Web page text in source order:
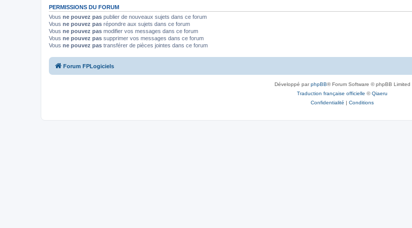
PERMISSIONS DU FORUM
Vous ne pouvez pas publier de nouveaux sujets dans ce forum
Vous ne pouvez pas répondre aux sujets dans ce forum
Vous ne pouvez pas modifier vos messages dans ce forum
Vous ne pouvez pas supprimer vos messages dans ce forum
Vous ne pouvez pas transférer de pièces jointes dans ce forum
Forum FPLogiciels
Développé parphpBB® Forum Software © phpBB Limited
Traduction française officielle ©Qiaeru
Confidentialité | Conditions